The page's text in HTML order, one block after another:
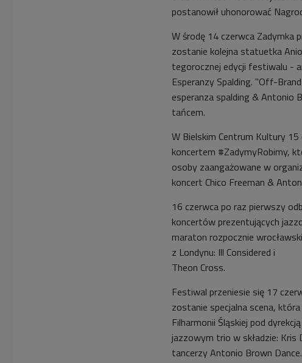
postanowił uhonorować
W środę 14 czerwca Zadymka
zostanie kolejna statuetka
tegorocznej edycji festiwalu -
Esperanzy Spalding. "Off-
esperanza spalding & Antonio
tańcem.
W Bielskim Centrum Kultury
koncertem #ZadymyRobimy,
osoby zaangażowane w
koncert Chico Freeman &
16 czerwca po raz pierwszy
koncertów prezentujących
maraton rozpocznie
z Londynu: Ill Considered i
Theon Cross.
Festiwal przeniesie się 17
zostanie specjalna scena,
Filharmonii Śląskiej pod
jazzowym trio w składzie: Kris
tancerzy Antonio Brown Dance.